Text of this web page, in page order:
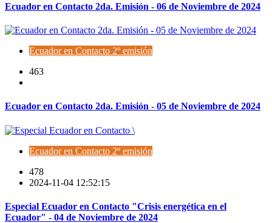
Ecuador en Contacto 2da. Emisión - 06 de Noviembre de 2024
Ecuador en Contacto 2º emisión
463
Ecuador en Contacto 2da. Emisión - 05 de Noviembre de 2024
Ecuador en Contacto 2º emisión
478
2024-11-04 12:52:15
Especial Ecuador en Contacto "Crisis energética en el
Ecuador" - 04 de Noviembre de 2024